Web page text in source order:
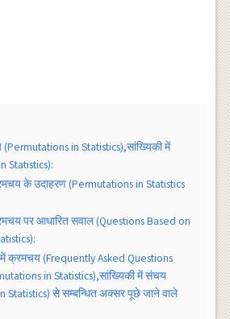
in Statistics),सांख्यिकी में
Statistics):
के उदाहरण (Permutations in Statistics
पर आधारित सवाल (Questions Based on
में क्रमचय (Frequently Asked Questions
in Statistics),सांख्यिकी में संचय
Statistics) से सम्बन्धित अक्सर पूछे जाने वाले